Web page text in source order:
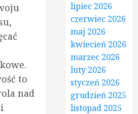
to
nad
lipiec 2026
czerwiec 2026
maj 2026
kwiecień 2026
marzec 2026
luty 2026
styczeń 2026
grudzień 2025
listopad 2025